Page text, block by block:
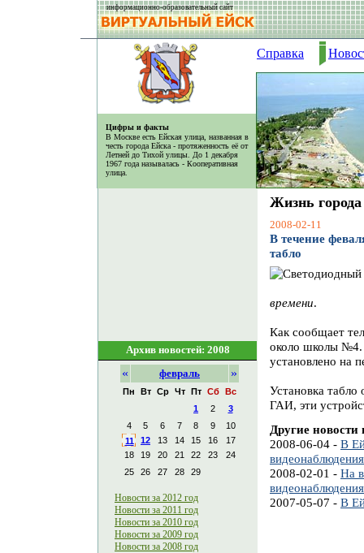
информационно-образовательный сайт
Цифры и факты
В Москве есть Ейская улица, названная в
честь города Ейска - протяженность её от
Летней до Тихой улицы. До 1 декабря
1967 года называлась - Кооперативная
улица.
Справка
Жизнь города
2008-02-11
В течение
табло
времени.
Как сообщает
около школы №4.
установлено на
Установка
ГАИ, эти
Другие новости
2008-06-04 - В
видеонаблюдения
2008-02-01 - На
видеонаблюдения
2007-05-07 - В
Архив новостей: 2008
« февраль »
Пн Вт Ср Чт Пт Сб
Вс
1
2
3
4
5 6 7 8 9
10
11
12 13 14 15 16
17
18
19 20 21 22 23
24
25
26 27 28 29
Новости за 2012 год
Новости за 2011 год
Новости за 2010 год
Новости за 2009 год
Новости за 2008 год